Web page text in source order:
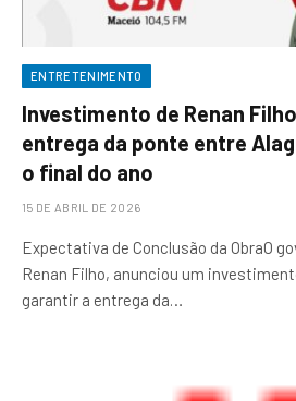
ENTRETENIMENTO
Investimento de Renan
entrega da ponte entre
o final do ano
15 DE ABRIL DE 2026
Expectativa de Conclusão da ObraO
Renan Filho, anunciou um
garantir a entrega da…